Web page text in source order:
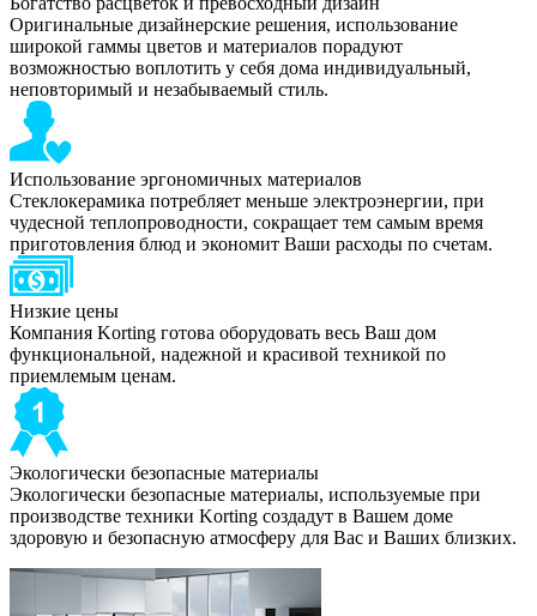
Оригинальные дизайнерские решения, использование
широкой гаммы цветов и материалов порадуют
возможностью воплотить у себя дома индивидуальный,
неповторимый и незабываемый стиль.
Использование эргономичных материалов
Стеклокерамика потребляет меньше электроэнергии, при
чудесной теплопроводности, сокращает тем самым время
приготовления блюд и экономит Ваши расходы по счетам.
Низкие цены
Компания Korting готова оборудовать весь Ваш дом
функциональной, надежной и красивой техникой по
приемлемым ценам.
Экологически безопасные материалы
Экологически безопасные материалы, используемые при
производстве техники Korting создадут в Вашем доме
здоровую и безопасную атмосферу для Вас и Ваших близких.